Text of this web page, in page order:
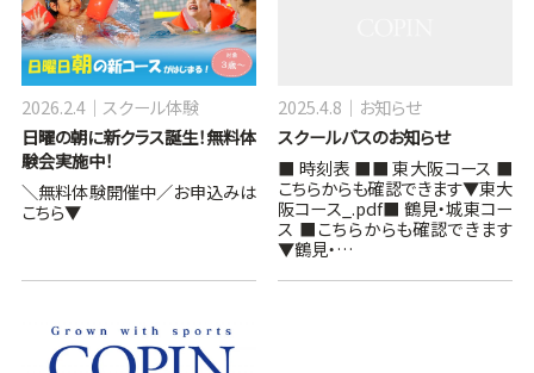
日曜の朝に新クラス誕生！無料体
験会実施中！
2026.2.4 スクール体験
＼無料体験開催中／お申込みは
こちら▼
スクールバスのお知らせ
2025.4.8 お知らせ
■ 時刻表 ■■ 東大阪コース ■
こちらからも確認できます▼東大
阪コース_.pdf■ 鶴見・城東コー
ス ■こちらからも確認できます
▼鶴見・…